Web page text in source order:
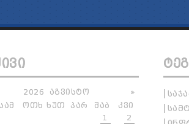
»
2026
ᲐᲒᲕᲘᲡᲢᲝ
ᲡᲐᲛ ᲝᲗᲮ ᲮᲣᲗ ᲞᲐᲠ ᲨᲐᲑ
ᲙᲕᲘ
1
2